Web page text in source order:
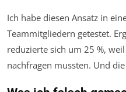
Ich habe diesen Ansatz in
Teammitgliedern getestet.
reduzierte sich um 25 %,
nachfragen mussten. Und